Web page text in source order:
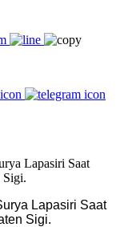
Lapasiri Saat
Sigi.